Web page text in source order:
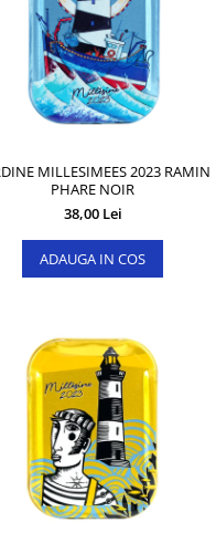
MILLESIMEES 2023 RAMIN
PHARE NOIR
38,00 Lei
ADAUGA IN COS